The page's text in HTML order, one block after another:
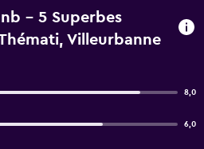
- 5 Superbes
Villeurbanne
8,0
6,0